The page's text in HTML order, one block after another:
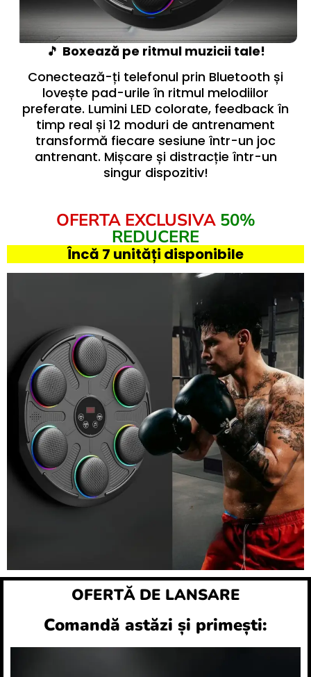
🎵 Boxează pe ritmul muzicii tale!
Conectează-ți telefonul prin Bluetooth și
lovește pad-urile în ritmul melodiilor
preferate. Lumini LED colorate, feedback în
timp real și 12 moduri de antrenament
transformă fiecare sesiune într-un joc
antrenant. Mișcare și distracție într-un
singur dispozitiv!
OFERTA EXCLUSIVA 50%
REDUCERE
Încă 7 unități disponibile
OFERTĂ DE LANSARE
Comandă astăzi și primești: